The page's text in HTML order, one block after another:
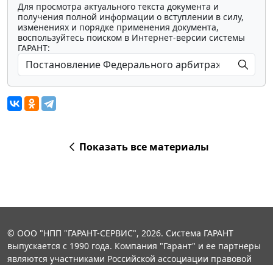
Для просмотра актуального текста документа и
получения полной информации о вступлении в силу,
изменениях и порядке применения документа,
воспользуйтесь поиском в Интернет-версии системы
ГАРАНТ:
Показать все материалы
© ООО "НПП "ГАРАНТ-СЕРВИС", 2026. Система ГАРАНТ
выпускается с 1990 года. Компания "Гарант" и ее партнеры
являются участниками Российской ассоциации правовой